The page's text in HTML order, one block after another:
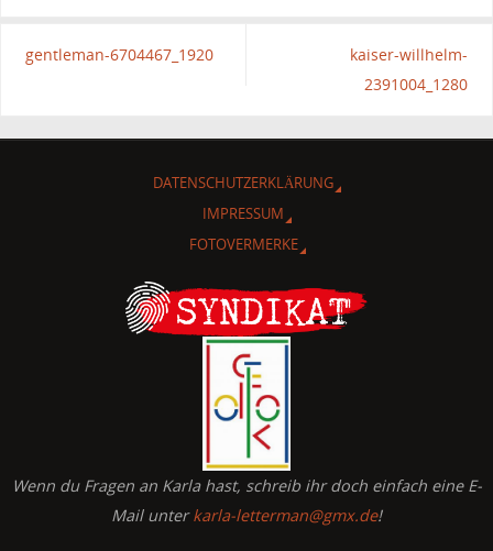
gentleman-6704467_1920
kaiser-willhelm-
2391004_1280
DATENSCHUTZERKLÄRUNG
IMPRESSUM
FOTOVERMERKE
Wenn du Fragen an Karla hast, schreib ihr doch einfach eine E-
Mail unterkarla-letterman@gmx.de!